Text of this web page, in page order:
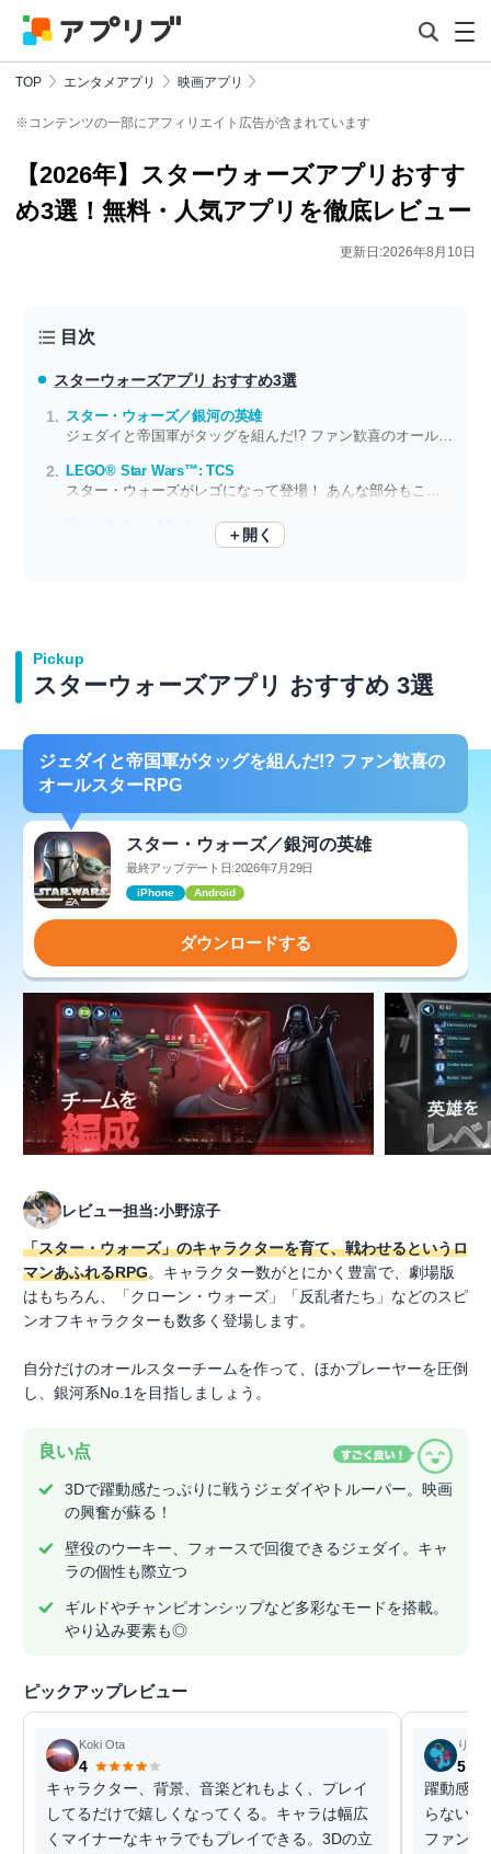
TOP エンタメアプリ 映画アプリ
※コンテンツの一部にアフィリエイト広告が含まれています
【2026年】スターウォーズアプリおすす
め3選！無料・人気アプリを徹底レビュー
更新日:2026年8月10日
目次
スターウォーズアプリ おすすめ3選
スター・ウォーズ／銀河の英雄
ジェダイと帝国軍がタッグを組んだ!? ファン歓喜のオールスターRPG
LEGO® Star Wars™: TCS
スター・ウォーズがレゴになって登場！ あんな部分もこんな部分もレゴで再現
＋開く
Pickup
スターウォーズアプリ おすすめ 3選
ジェダイと帝国軍がタッグを組んだ!? ファン歓喜の
オールスターRPG
スター・ウォーズ／銀河の英雄
最終アップデート日:2026年7月29日
iPhone Android
ダウンロードする
レビュー担当:小野涼子
「スター・ウォーズ」のキャラクターを育て、戦わせるというロ
マンあふれるRPG。キャラクター数がとにかく豊富で、劇場版
はもちろん、「クローン・ウォーズ」「反乱者たち」などのスピ
ンオフキャラクターも数多く登場します。
自分だけのオールスターチームを作って、ほかプレーヤーを圧倒
し、銀河系No.1を目指しましょう。
良い点
3Dで躍動感たっぷりに戦うジェダイやトルーパー。映画
の興奮が蘇る！
壁役のウーキー、フォースで回復できるジェダイ。キャ
ラの個性も際立つ
ギルドやチャンピオンシップなど多彩なモードを搭載。
やり込み要素も◎
ピックアップレビュー
Koki Ota
4
キャラクター、背景、音楽どれもよく、プレイ
してるだけで嬉しくなってくる。キャラは幅広
くマイナーなキャラでもプレイできる。3Dの立
りょ
5
躍動感半
らない
ファンは